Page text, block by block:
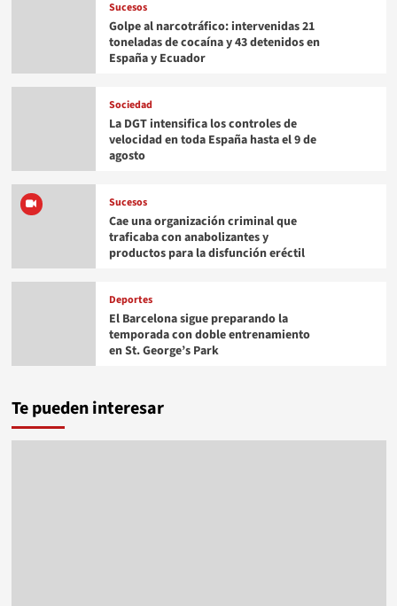
Sucesos
Golpe al narcotráfico: intervenidas 21
toneladas de cocaína y 43 detenidos en
España y Ecuador
Sociedad
La DGT intensifica los controles de
velocidad en toda España hasta el 9 de
agosto
Sucesos
Cae una organización criminal que
traficaba con anabolizantes y
productos para la disfunción eréctil
Deportes
El Barcelona sigue preparando la
temporada con doble entrenamiento
en St. George’s Park
Te pueden interesar